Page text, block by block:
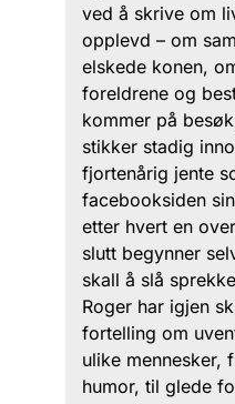
ved å skrive om
opplevd – om
elskede konen,
foreldrene og
kommer på
stikker stadig
fjortenårig jente
facebooksiden
etter hvert en
slutt begynner
skall å slå
Roger har igjen
fortelling om
ulike mennesker,
humor, til glede